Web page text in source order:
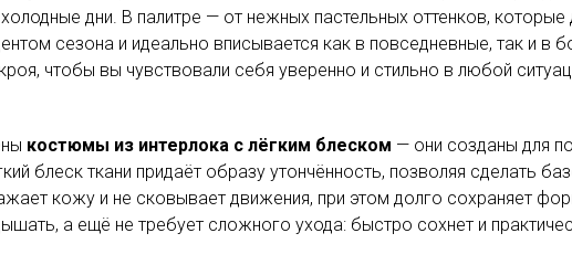
дни. В палитре — от нежных пастельных оттенков,
сезона и идеально вписывается как в повседневные, так и
чтобы вы чувствовали себя уверенно и стильно в любой
костюмы из интерлока с лёгким блеском — они созданы для
блеск ткани придаёт образу утончённость, позволяя сделать
кожу и не сковывает движения, при этом долго сохраняет
а ещё не требует сложного ухода: быстро сохнет и